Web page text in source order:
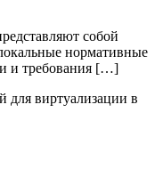
собой
нормативные
и требования […]